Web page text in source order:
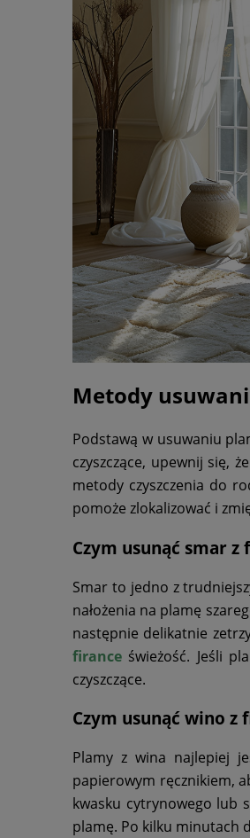
Metody
Podstawą w usuwaniu
czyszczące, upewnij się,
metody czyszczenia do
pomoże zlokalizować i
Czym usunąć smar z
Smar to jedno z
nałożenia na plamę
następnie delikatnie
firance świeżość. Jeśli
czyszczące.
Czym usunąć wino z
Plamy z wina najlepiej
papierowym ręcznikiem,
kwasku cytrynowego lub
plamę. Po kilku minutach